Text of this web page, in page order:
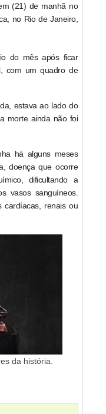
(21) de manhã no
no Rio de Janeiro,
do mês após ficar
com um quadro de
estava ao lado do
morte ainda não foi
há alguns meses
doença que ocorre
dificultando a
vasos sanguíneos.
cardíacas, renais ou
da história.